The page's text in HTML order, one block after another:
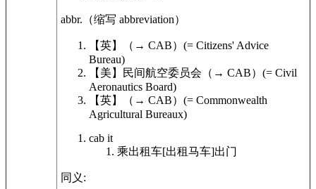
abbr. （缩写 abbreviation）
【英】 （ → CAB） (= Citizens' Advice
Bureau)
【美】
民间航空委员会（ → CAB） (= Civil
Aeronautics Board)
【英】
（ → CAB） (= Commonwealth
Agricultural Bureaux)
cab it
乘出租车[出租马车]出门
同义: